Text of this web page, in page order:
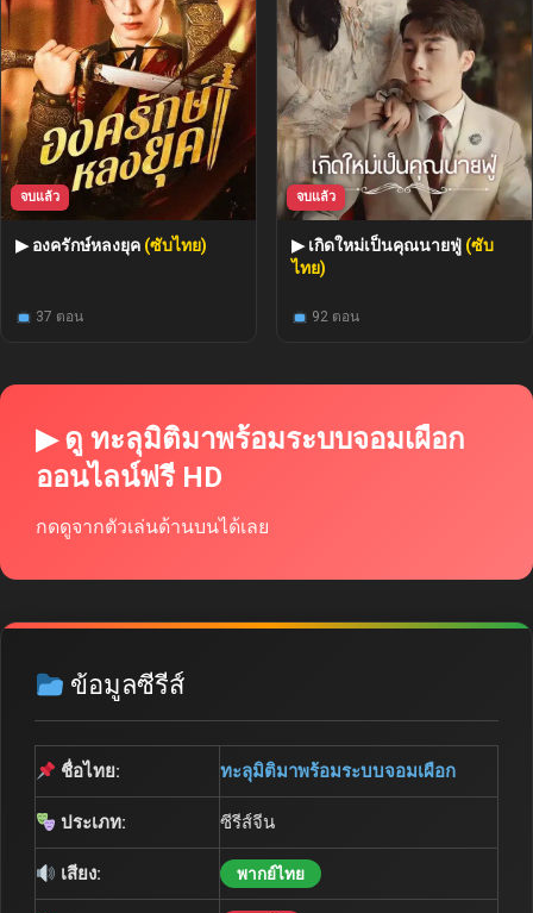
จบแล้ว
▶ องครักษ์หลงยุค (ซับไทย)
37 ตอน
จบแล้ว
▶ เกิดใหม่เป็นคุณนายฟู่ (ซับ
ไทย)
92 ตอน
▶ ดู ทะลุมิติมาพร้อมระบบจอมเผือก
ออนไลน์ฟรี HD
กดดูจากตัวเล่นด้านบนได้เลย
ข้อมูลซีรีส์
ชื่อไทย: ทะลุมิติมาพร้อมระบบจอมเผือก
ประเภท: ซีรีส์จีน
เสียง: พากย์ไทย